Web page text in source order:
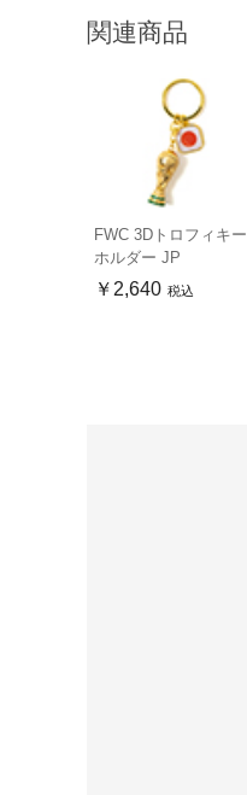
関連商品
FWC 3Dトロフィキー
ホルダー JP
￥2,640 税込